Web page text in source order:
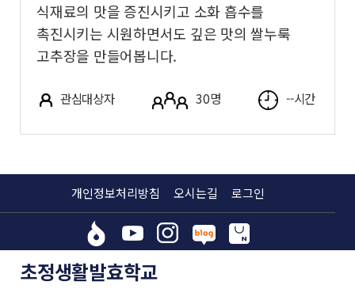
식재료의 맛을 증진시키고 소화 흡수를
촉진시키는 시원하면서도 깊은 맛의 쌀누룩
고추장을 만들어봅니다.
관심대상자 30명 --시간
개인정보처리방침 오시는길 로그인
초정생활발효학교